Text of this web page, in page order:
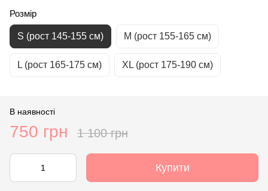
Розмір
S (рост 145-155 см) М (рост 155-165 см)
L (рост 165-175 см) XL (рост 175-190 см)
В наявності
750 грн 1 100 грн
Купити